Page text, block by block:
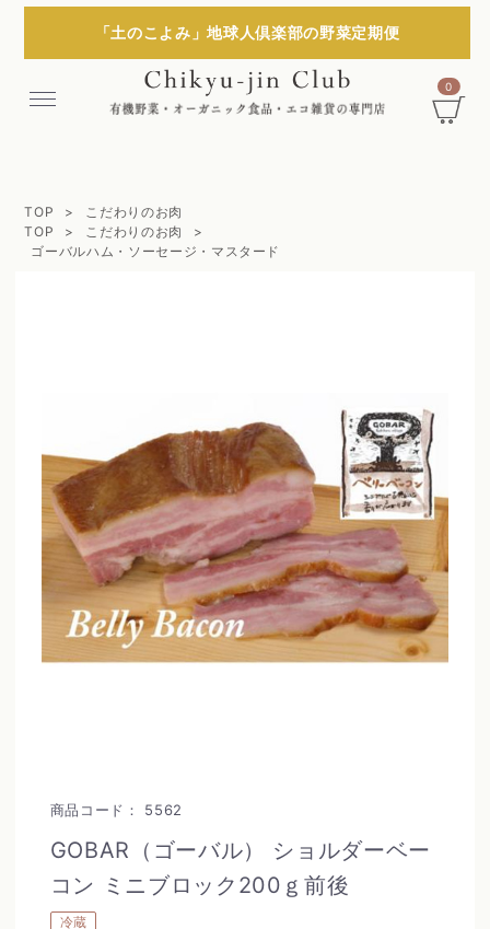
Menu
「土のこよみ」地球人倶楽部の野菜定期便
0
TOP
こだわりのお肉
TOP
こだわりのお肉
ゴーバルハム・ソーセージ・マスタード
商品コード： 5562
GOBAR（ゴーバル） ショルダーベー
コン ミニブロック200ｇ前後
冷蔵